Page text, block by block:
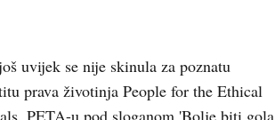
uvijek se nije skinula za poznatu
prava životinja People for the Ethical
PETA-u pod sloganom 'Bolje biti gola